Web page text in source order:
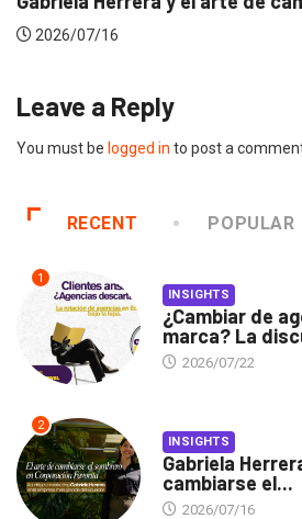
2026/07/16
Leave a Reply
You must be logged in to post a
RECENT POPULAR
1
INSIGHTS
¿Cambiar de
marca? La
2026/07/22
2
INSIGHTS
Gabriela
cambiarse el...
2026/07/16